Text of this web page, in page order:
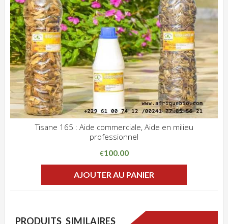
Tisane 165 : Aide commerciale, Aide en milieu
professionnel
€100.00
AJOUTER AU PANIER
PRODUITS SIMILAIRES